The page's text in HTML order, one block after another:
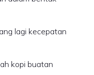
lagi kecepatan
kopi buatan